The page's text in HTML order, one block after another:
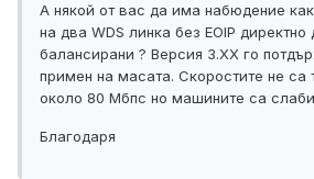
А някой от вас да има набюдение
на два WDS линка без EOIP директно
балансирани ? Версия 3.ХХ го
примен на масата. Скоростите не са
около 80 Мбпс но машините са
Благодаря